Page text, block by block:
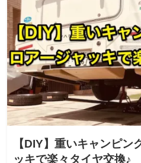
【DIY】重いキャンピン
ッキで楽々タイヤ交換♪